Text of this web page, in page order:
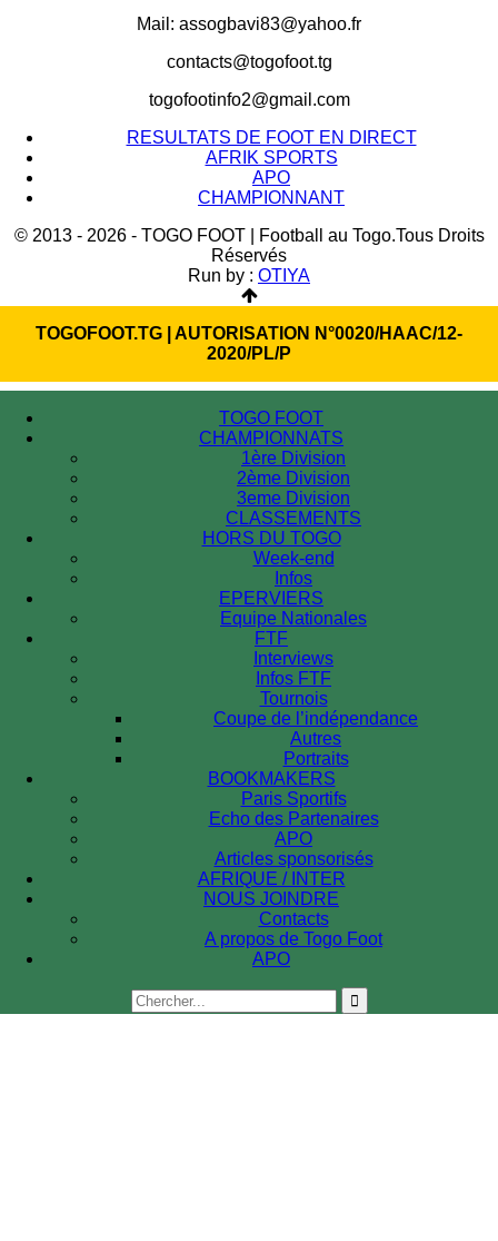
Mail: assogbavi83@yahoo.fr
contacts@togofoot.tg
togofootinfo2@gmail.com
RESULTATS DE FOOT EN DIRECT
AFRIK SPORTS
APO
CHAMPIONNANT
© 2013 - 2026 - TOGO FOOT | Football au Togo.Tous Droits
Réservés
Run by : OTIYA
TOGOFOOT.TG | AUTORISATION N°0020/HAAC/12-
2020/PL/P
TOGO FOOT
CHAMPIONNATS
1ère Division
2ème Division
3eme Division
CLASSEMENTS
HORS DU TOGO
Week-end
Infos
EPERVIERS
Equipe Nationales
FTF
Interviews
Infos FTF
Tournois
Coupe de l’indépendance
Autres
Portraits
BOOKMAKERS
Paris Sportifs
Echo des Partenaires
APO
Articles sponsorisés
AFRIQUE / INTER
NOUS JOINDRE
Contacts
A propos de Togo Foot
APO